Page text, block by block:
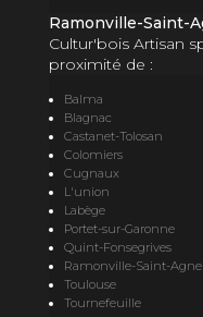
Ramonville-Saint-
Cultur'bois Artisan
proximité de :
Balma
Blagnac
Castanet-Tolosan
Colomiers
Cugnaux
L'union
Labège
Portet-sur-Garonne
Quint-Fonsegrives
Ramonville-Saint-Agne
Toulouse
Tournefeuille